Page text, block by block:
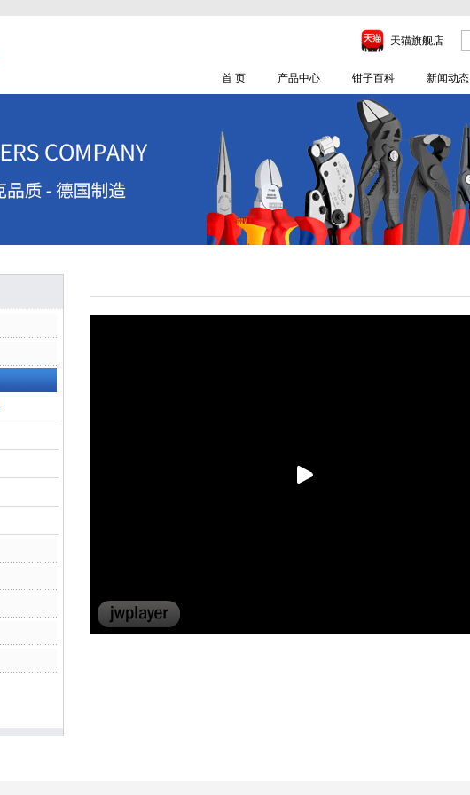
天猫旗舰店
首 页 产品中心 钳子百科 新闻动态